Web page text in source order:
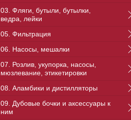
03. Фляги, бутыли, бутылки,
ведра, лейки
05. Фильтрация
06. Насосы, мешалки
07. Розлив, укупорка, насосы,
мюзлевание, этикетировки
08. Аламбики и дистилляторы
09. Дубовые бочки и аксессуары к
ним